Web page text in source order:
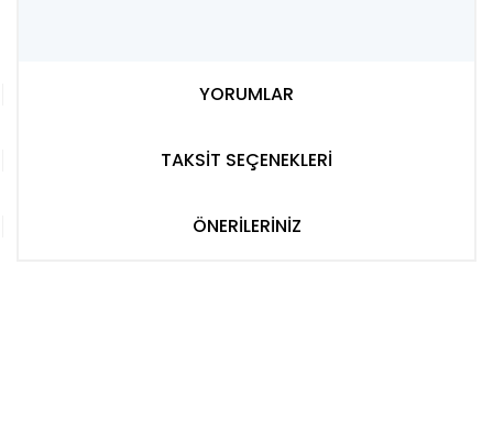
YORUMLAR
TAKSİT SEÇENEKLERİ
ÖNERİLERİNİZ